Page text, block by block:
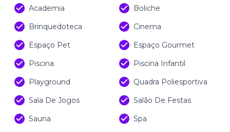
Academia
Boliche
Brinquedoteca
Cinema
Espaço Pet
Espaço Gourmet
Piscina
Piscina Infantil
Playground
Quadra Poliesportiva
Sala De Jogos
Salão De Festas
Sauna
Spa